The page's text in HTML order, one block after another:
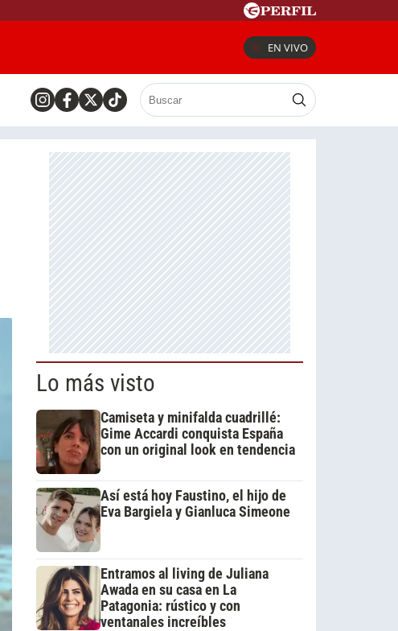
EN VIVO
Lo más visto
Camiseta y minifalda cuadrillé:
Gime Accardi conquista España
con un original look en tendencia
Así está hoy Faustino, el hijo de
Eva Bargiela y Gianluca Simeone
Entramos al living de Juliana
Awada en su casa en La
Patagonia: rústico y con
ventanales increíbles